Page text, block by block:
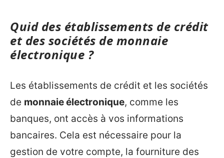
Quid des établissements de crédit
et des sociétés de monnaie
électronique ?
Les établissements de crédit et les sociétés
de monnaie électronique, comme les
banques, ont accès à vos informations
bancaires. Cela est nécessaire pour la
gestion de votre compte, la fourniture des